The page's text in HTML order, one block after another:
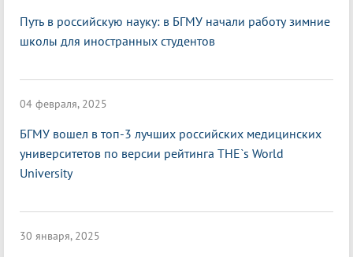
Путь в российскую науку: в БГМУ начали работу зимние
школы для иностранных студентов
04 февраля, 2025
БГМУ вошел в топ-3 лучших российских медицинских
университетов по версии рейтинга THE`s World
University
30 января, 2025